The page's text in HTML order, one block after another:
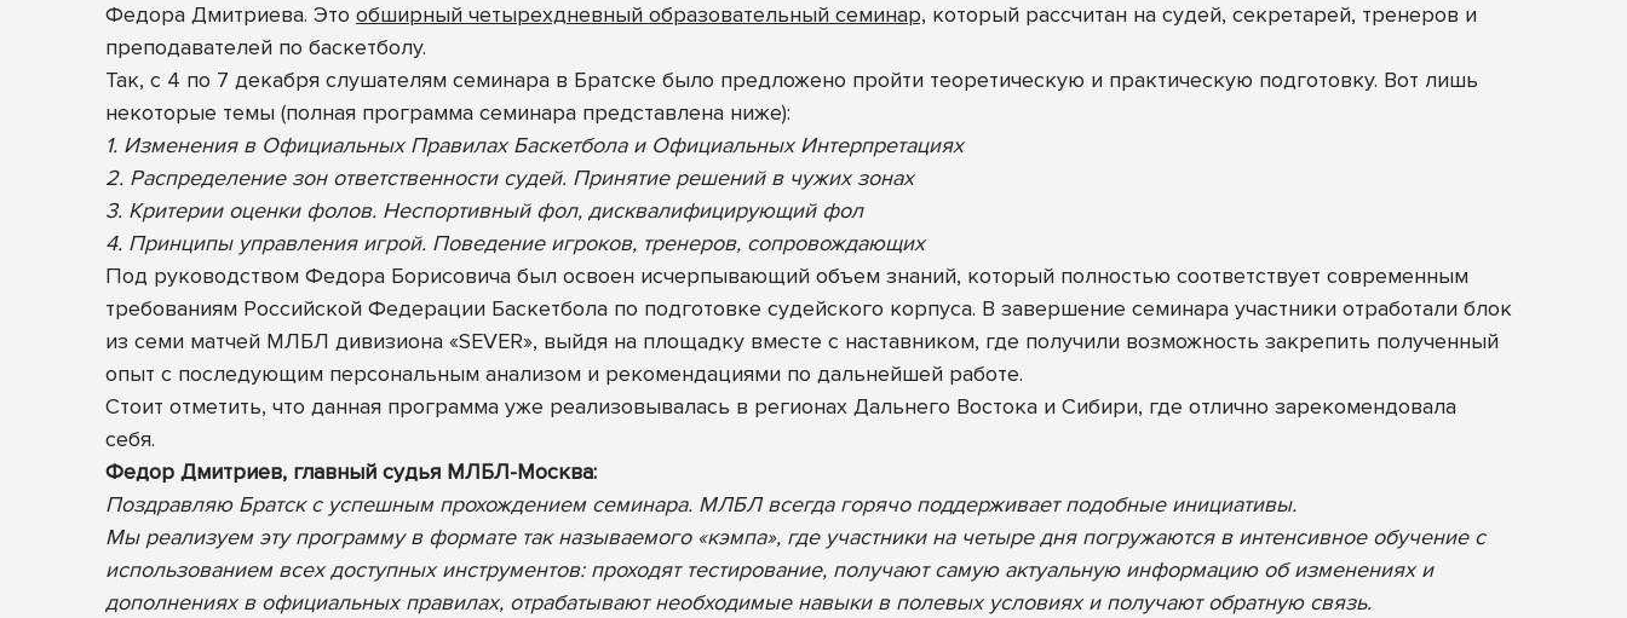
Федора Дмитриева. Это обширный четырехдневный образовательный семинар, который рассчитан на судей, секретарей, тренеров и
преподавателей по баскетболу.
Так, с 4 по 7 декабря слушателям семинара в Братске было предложено пройти теоретическую и практическую подготовку. Вот лишь
некоторые темы (полная программа семинара представлена ниже):
1. Изменения в Официальных Правилах Баскетбола и ОфициальныхИнтерпретациях
2. Распределение зон ответственности судей. Принятие решений в чужих зонах
3. Критерии оценки фолов. Неспортивный фол, дисквалифицирующий фол
4. Принципы управления игрой. Поведение игроков, тренеров, сопровождающих
Под руководством Федора Борисовича был освоен исчерпывающий объем знаний, который полностью соответствует современным
требованиям Российской Федерации Баскетбола по подготовке судейского корпуса. В завершение семинара участники отработали блок
из семи матчей МЛБЛ дивизиона «SEVER», выйдя на площадку вместе с наставником, где получили возможность закрепить полученный
опыт с последующим персональным анализом и рекомендациями по дальнейшей работе.
Стоит отметить, что данная программа уже реализовывалась в регионах Дальнего Востока и Сибири, где отлично зарекомендовала
себя.
Федор Дмитриев, главный судья МЛБЛ-Москва:
Поздравляю Братск с успешным прохождением семинара. МЛБЛ всегда горячо поддерживает подобные инициативы.
Мы реализуем эту программу в формате так называемого «кэмпа», где участники на четыре дня погружаются в интенсивное обучение с
использованием всех доступных инструментов: проходят тестирование, получают самую актуальную информацию об изменениях и
дополнениях в официальных правилах, отрабатывают необходимые навыки в полевых условиях и получают обратную связь.